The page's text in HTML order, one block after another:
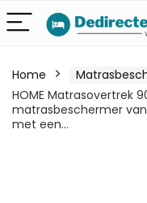
Home
HOME Matrasovertrek
matrasbeschermer
met een…